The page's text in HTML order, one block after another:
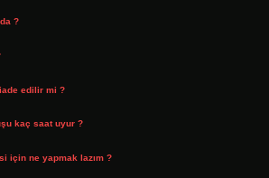
?
edilir mi ?
kaç saat uyur ?
için ne yapmak lazım ?